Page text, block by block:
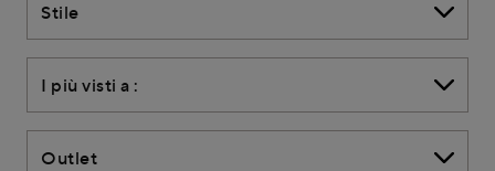
Stile
I più visti a :
Outlet